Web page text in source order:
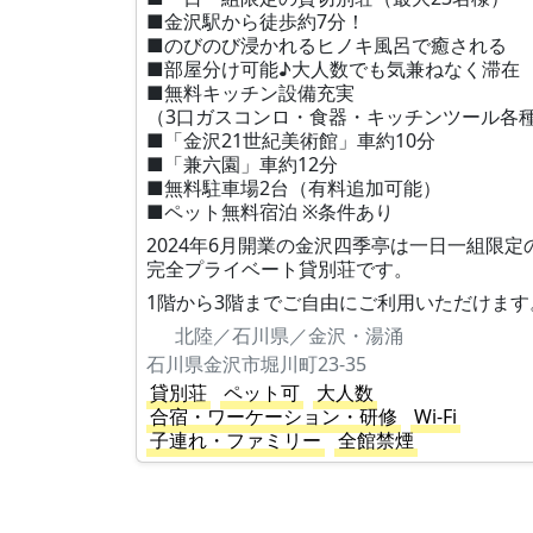
■金沢駅から徒歩約7分！
■のびのび浸かれるヒノキ風呂で癒される
■部屋分け可能♪大人数でも気兼ねなく滞在
■無料キッチン設備充実
（3口ガスコンロ・食器・キッチンツール各種
■「金沢21世紀美術館」車約10分
■「兼六園」車約12分
■無料駐車場2台（有料追加可能）
■ペット無料宿泊 ※条件あり
2024年6月開業の金沢四季亭は一日一組限定
完全プライベート貸別荘です。
1階から3階までご自由にご利用いただけます
北陸／石川県／金沢・湯涌
石川県金沢市堀川町23-35
貸別荘
ペット可
大人数
合宿・ワーケーション・研修
Wi-Fi
子連れ・ファミリー
全館禁煙